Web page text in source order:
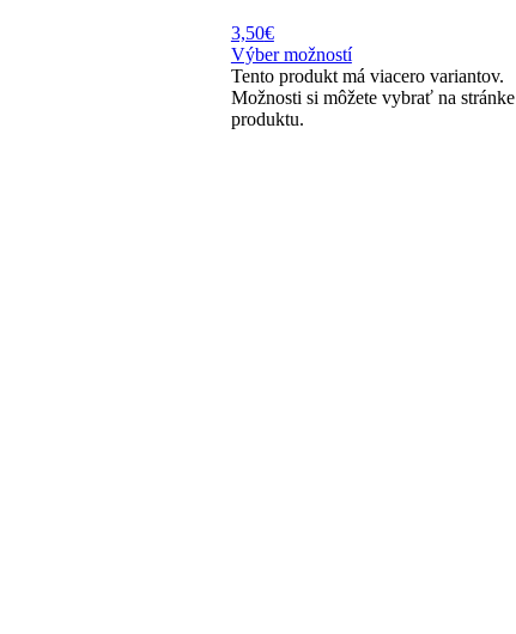
3,50€
Výber možností
Tento produkt má viacero variantov.
Možnosti si môžete vybrať na stránke
produktu.